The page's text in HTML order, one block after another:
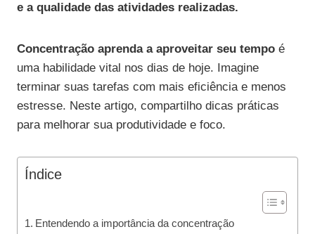
e a qualidade das atividades realizadas.
Concentração aprenda a aproveitar seu tempo é
uma habilidade vital nos dias de hoje. Imagine
terminar suas tarefas com mais eficiência e menos
estresse. Neste artigo, compartilho dicas práticas
para melhorar sua produtividade e foco.
Índice
Entendendo a importância da concentração